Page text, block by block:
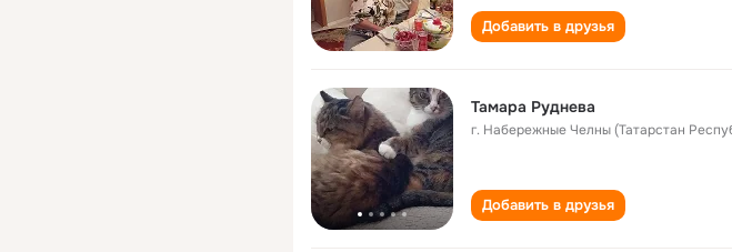
Добавить в друзья
Тамара Руднева
г. Набережные Челны (Татарстан
Добавить в друзья